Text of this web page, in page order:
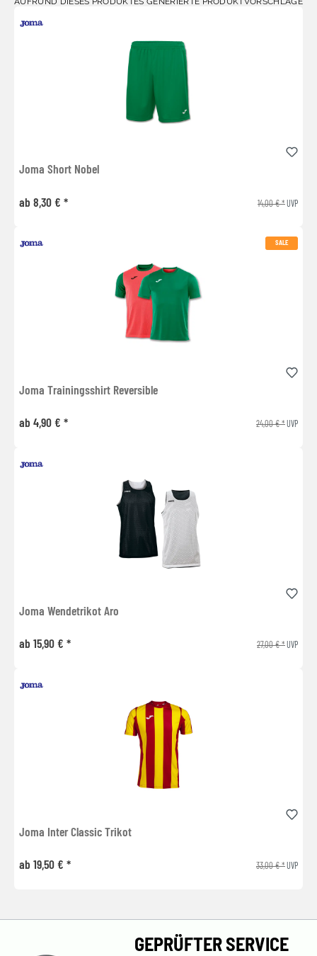
Joma Short Nobel
ab 8,30 € * 14,00 € *UVP
SALE
Joma Trainingsshirt Reversible
ab 4,90 € * 24,00 € *UVP
Joma Wendetrikot Aro
ab 15,90 € * 27,00 € *UVP
Joma Inter Classic Trikot
ab 19,50 € * 33,00 € *UVP
GEPRÜFTER SERVICE